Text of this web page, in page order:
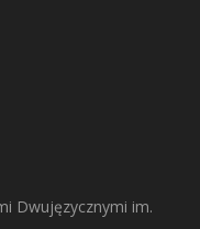
Dwujęzycznymi im.